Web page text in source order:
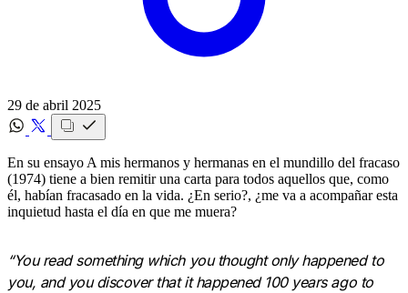
29 de abril 2025
En su ensayo A mis hermanos y hermanas en el mundillo del fracaso
(1974) tiene a bien remitir una carta para todos aquellos que, como
él, habían fracasado en la vida. ¿En serio?, ¿me va a acompañar esta
inquietud hasta el día en que me muera?
“You read something which you thought only happened to
you, and you discover that it happened 100 years ago to